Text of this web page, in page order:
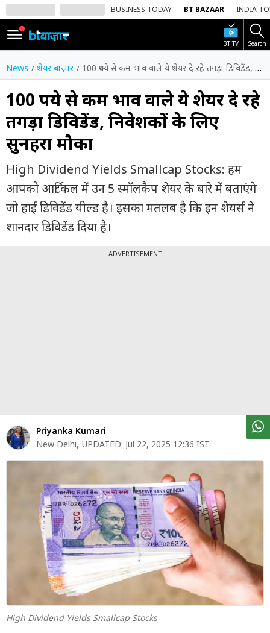
BUSINESS TODAY BT BAZAAR INDIA
BT TV Search
SIGN
IN
Dark
Mode
होम
शेयर
बाज़ार
वीडियो
ट्रेंडिंग
शेयर
बाज़ार
बिजनेस
न्यूज
वीडियो
म्यूचुअल
फंड
News शेयर बाज़ार 100 रुपये से कम भाव वाले ये शेयर दे रहे तगड़ा डिविडेंड, निवेशकों के लिए सुनहरा मौका
100 रुपये से कम भाव वाले ये शेयर दे रहे
तगड़ा डिविडेंड, निवेशकों के लिए
सुनहरा मौका
High Dividend Yields Smallcap Stocks: हम
आपको आर्टिकल में उन 5 स्मॉलकैप शेयर के बारे में बताएंगे
जो हाई डिविडेंड यील्ड है। इसका मतलब है कि इन शेयर्स ने
शानदार डिविडेंड दिया है।
ADVERTISEMENT
Priyanka Kumari
New Delhi, UPDATED: Jul 22, 2025 12:36 IST
High Dividend Yields Smallcap Stocks